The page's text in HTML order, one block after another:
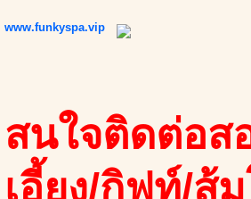
www.funkyspa.vip
สนใจติดต่อส
เอี้ยง/กิฟท์/ส้